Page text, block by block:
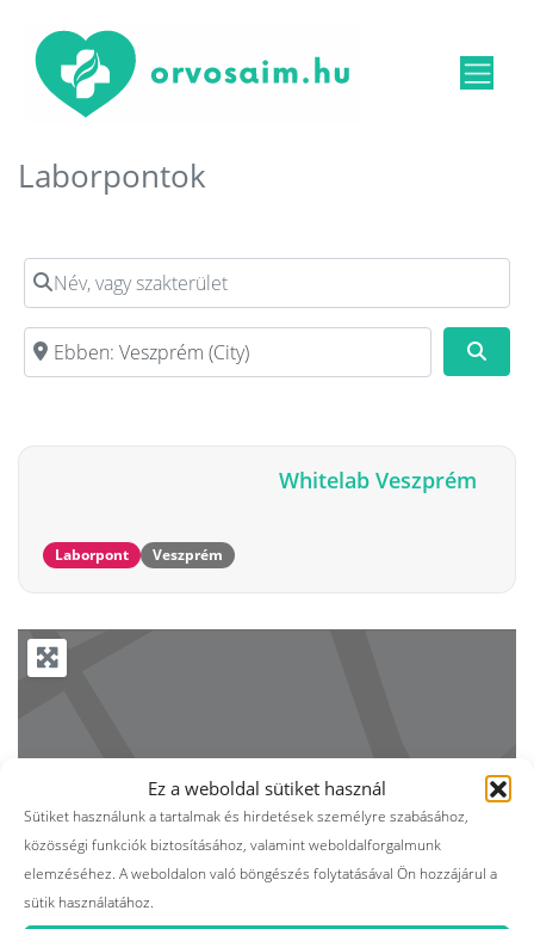
Ez a weboldal sütiket használ
Sütiket használunk a tartalmak és hirdetések személyre szabásához,
közösségi funkciók biztosításához, valamint weboldalforgalmunk
elemzéséhez. A weboldalon való böngészés folytatásával Ön hozzájárul a
sütik használatához.
Laborpontok
Név, vagy szakterület
Irányítószám, vagy város
Whitelab Veszprém
Laborpont Veszprém